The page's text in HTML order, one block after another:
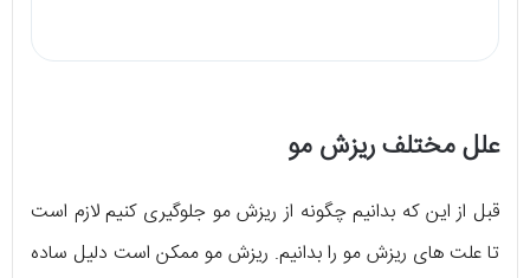
علل مختلف ریزش مو
قبل از این که بدانیم چگونه از ریزش مو جلوگیری کنیم لازم است
تا علت های ریزش مو را بدانیم. ریزش مو ممکن است دلیل ساده